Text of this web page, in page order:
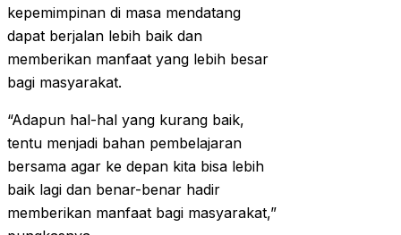
kepemimpinan di masa mendatang
dapat berjalan lebih baik dan
memberikan manfaat yang lebih besar
bagi masyarakat.
“Adapun hal-hal yang kurang baik,
tentu menjadi bahan pembelajaran
bersama agar ke depan kita bisa lebih
baik lagi dan benar-benar hadir
memberikan manfaat bagi masyarakat,”